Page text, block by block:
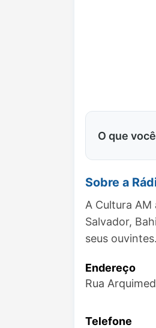
O que
Sobre a
A Cultura
Salvador,
seus ouvintes.
Endereço
Rua
Telefone